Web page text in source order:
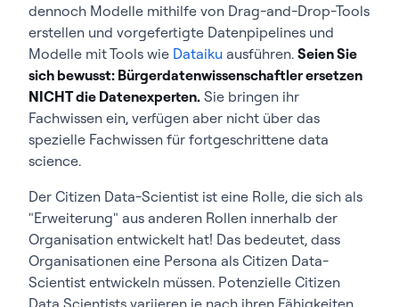
dennoch Modelle mithilfe von Drag-and-Drop-Tools
erstellen und vorgefertigte Datenpipelines und
Modelle mit Tools wie Dataiku ausführen. Seien Sie
sich bewusst: Bürgerdatenwissenschaftler ersetzen
NICHT die Datenexperten. Sie bringen ihr
Fachwissen ein, verfügen aber nicht über das
spezielle Fachwissen für fortgeschrittene data
science.
Der Citizen Data-Scientist ist eine Rolle, die sich als
"Erweiterung" aus anderen Rollen innerhalb der
Organisation entwickelt hat! Das bedeutet, dass
Organisationen eine Persona als Citizen Data-
Scientist entwickeln müssen. Potenzielle Citizen
Data Scientists variieren je nach ihren Fähigkeiten